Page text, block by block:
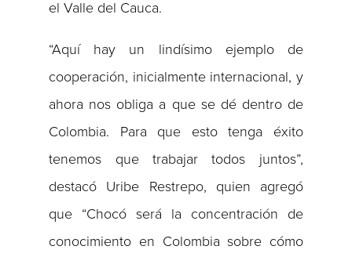
el Valle del Cauca.
“Aquí hay un lindísimo ejemplo de
cooperación, inicialmente internacional, y
ahora nos obliga a que se dé dentro de
Colombia. Para que esto tenga éxito
tenemos que trabajar todos juntos”,
destacó Uribe Restrepo, quien agregó
que “Chocó será la concentración de
conocimiento en Colombia sobre cómo